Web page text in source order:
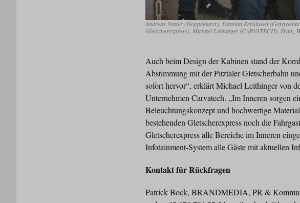
Andreas Natter (Doppelmayr), Damian Zenklusen
Gletscherexpress), Michael Leithinger (CARVATECH),
Auch beim Design der Kabinen stand der
Abstimmung mit der Pitztaler Gletscherbahn
sofort hervor“, erklärt Michael Leithinger von
Unternehmen Carvatech. „Im Inneren sorgen
Beleuchtungskonzept und hochwertige
bestehenden Gletscherexpress noch die
Gletscherexpress alle Bereiche im Inneren
Infotainment-System alle Gäste mit aktuellen
Kontakt für Rückfragen
Patrick Bock, BRANDMEDIA, PR &